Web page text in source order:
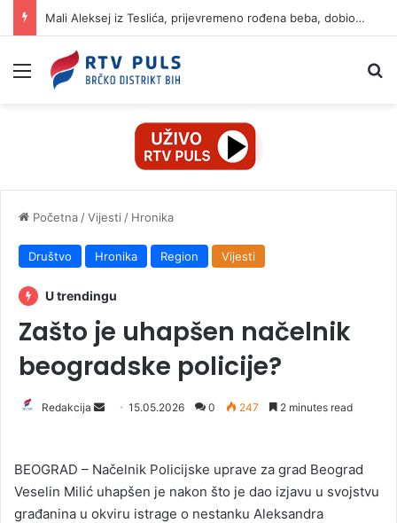
Mali Aleksej iz Teslića, prijevremeno rođena beba, dobio životnu bitku na UKC-u Srpske
Izbornik
Početna /Vijesti / Hronika
Društvo Hronika Region Vijesti
U trendingu
Zašto je uhapšen načelnik
beogradske policije?
Redakcija
d
a
n
15.05.2026 0 247 2 minutes read
BEOGRAD – Načelnik Policijske uprave za grad Beograd
Veselin Milić uhapšen je nakon što je dao izjavu u svojstvu
građanina u okviru istrage o nestanku Aleksandra